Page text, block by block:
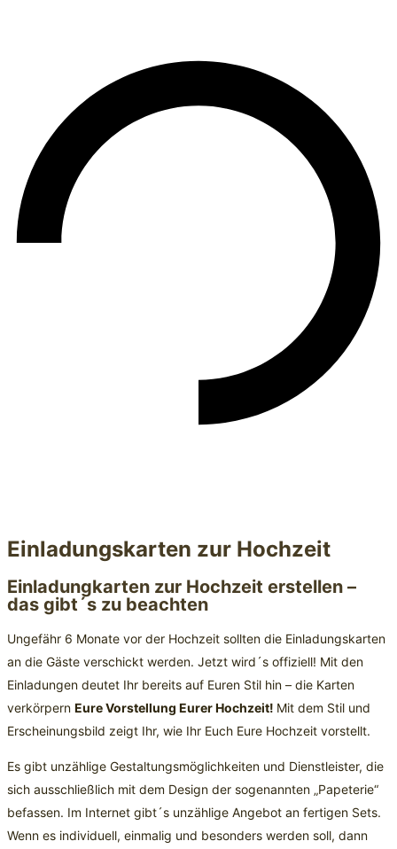
Einladungskarten zur Hochzeit
Einladungkarten zur Hochzeit erstellen –
das gibt´s zu beachten
Ungefähr 6 Monate vor der Hochzeit sollten die Einladungskarten
an die Gäste verschickt werden. Jetzt wird´s offiziell! Mit den
Einladungen deutet Ihr bereits auf Euren Stil hin – die Karten
verkörpern Eure Vorstellung Eurer Hochzeit! Mit dem Stil und
Erscheinungsbild zeigt Ihr, wie Ihr Euch Eure Hochzeit vorstellt.
Es gibt unzählige Gestaltungsmöglichkeiten und Dienstleister, die
sich ausschließlich mit dem Design der sogenannten „Papeterie“
befassen. Im Internet gibt´s unzählige Angebot an fertigen Sets.
Wenn es individuell, einmalig und besonders werden soll, dann